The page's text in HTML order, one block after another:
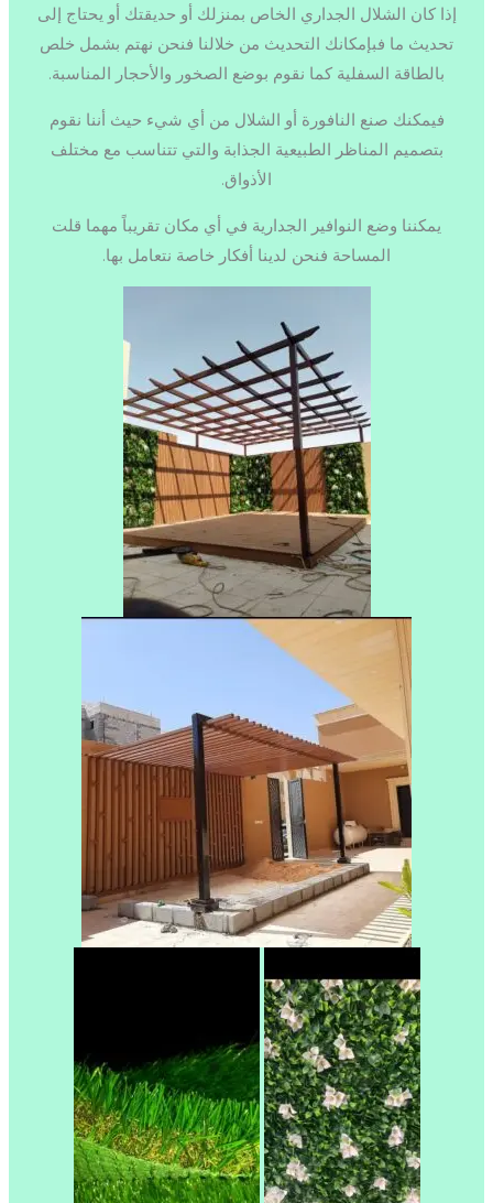
إذا كان الشلال الجداري الخاص بمنزلك أو حديقتك أو يحتاج إلى
تحديث ما فبإمكانك التحديث من خلالنا فنحن نهتم بشمل خلص
بالطاقة السفلية كما نقوم بوضع الصخور والأحجار المناسبة.
فيمكنك صنع النافورة أو الشلال من أي شيء حيث أننا نقوم
بتصميم المناظر الطبيعية الجذابة والتي تتناسب مع مختلف
الأذواق.
يمكننا وضع النوافير الجدارية في أي مكان تقريباً مهما قلت
المساحة فنحن لدينا أفكار خاصة نتعامل بها.